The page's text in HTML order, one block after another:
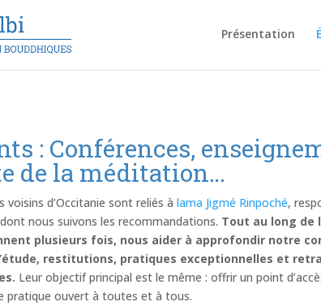
Présentation
: Conférences,
de la méditation…
voisins d’Occitanie sont reliés àlama Jigmé Rinpoché,
nous suivons les recommandations. Tout au long de
plusieurs fois, nous aider à approfondir notre
restitutions, pratiques exceptionnelles et
Leur objectif principal est le même : offrir un point
pratique ouvert à toutes et à tous.